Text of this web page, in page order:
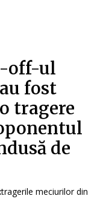
off-ul
fost
tragere
de
meciurilor din